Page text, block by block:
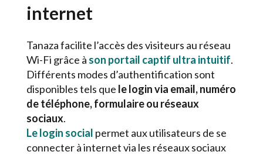
internet
Tanaza facilite l’accès des visiteurs au réseau
Wi-Fi grâce à son portail captif ultra intuitif.
Différents modes d’authentification sont
disponibles tels que le login via email, numéro
de téléphone, formulaire ou réseaux
sociaux.
Le login social permet aux utilisateurs de se
connecter à internet via les réseaux sociaux